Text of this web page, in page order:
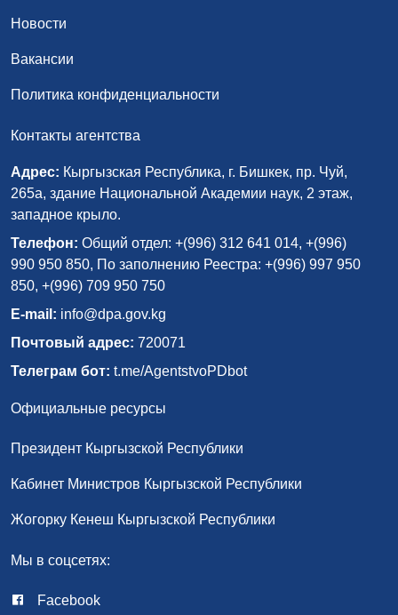
Новости
Вакансии
Политика конфиденциальности
Контакты агентства
Адрес: Кыргызская Республика, г. Бишкек, пр. Чуй,
265а, здание Национальной Академии наук, 2 этаж,
западное крыло.
Телефон: Общий отдел: +(996) 312 641 014, +(996)
990 950 850, По заполнению Реестра: +(996) 997 950
850, +(996) 709 950 750
E-mail: info@dpa.gov.kg
Почтовый адрес: 720071
Телеграм бот: t.me/AgentstvoPDbot
Официальные ресурсы
Президент Кыргызской Республики
Кабинет Министров Кыргызской Республики
Жогорку Кенеш Кыргызской Республики
Мы в соцсетях:
Facebook